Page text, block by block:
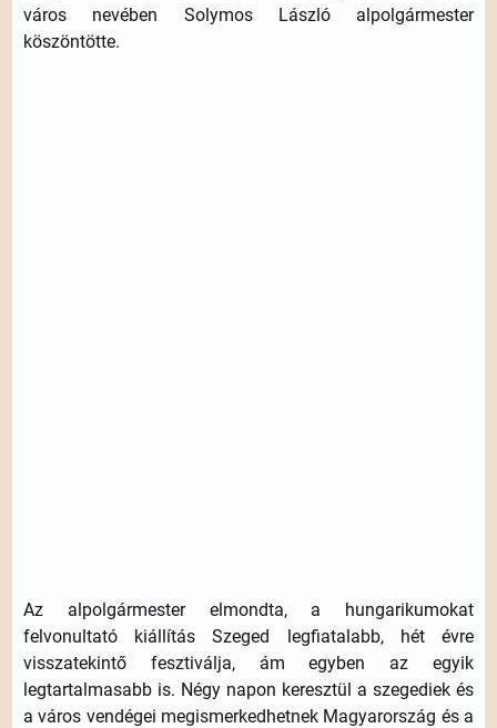
város nevében Solymos László alpolgármester
köszöntötte.
Az alpolgármester elmondta, a hungarikumokat
felvonultató kiállítás Szeged legfiatalabb, hét évre
visszatekintő fesztiválja, ám egyben az egyik
legtartalmasabb is. Négy napon keresztül a szegediek és
a város vendégei megismerkedhetnek Magyarország és a